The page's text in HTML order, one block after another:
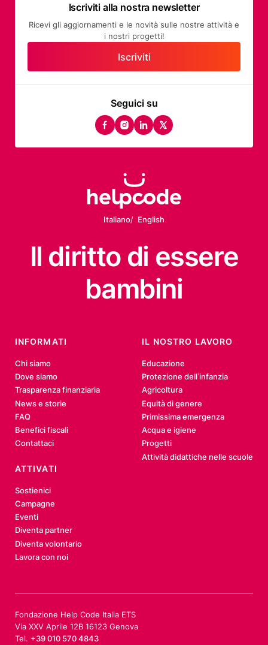
Seguici su
facebook
instagram
linkedin
twitter
Iscriviti alla nostra newsletter
Ricevi gli aggiornamenti e le novità sulle nostre attività e
i nostri progetti!
Iscriviti
Italiano English
Il diritto di essere
bambini
INFORMATI
Chi siamo
Dove siamo
Trasparenza finanziaria
News e storie
FAQ
Benefici fiscali
Contattaci
IL NOSTRO LAVORO
Educazione
Protezione dell’infanzia
Agricoltura
Equità di genere
Primissima emergenza
Acqua e igiene
Progetti
Attività didattiche nelle scuole
ATTIVATI
Sostienici
Campagne
Eventi
Diventa partner
Diventa volontario
Lavora con noi
Fondazione Help Code Italia ETS
Via XXV Aprile 12B 16123 Genova
Tel. +39 010 570 4843